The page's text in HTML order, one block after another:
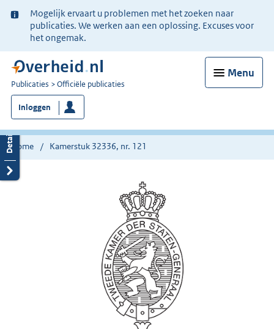
Ter
informatie:
Mogelijk ervaart u problemen met het zoeken naar
publicaties. We werken aan een oplossing. Excuses voor
het ongemak.
Menu
U
bent
nu
hier:
Publicaties Officiële publicaties
Inloggen
Home Kamerstuk 32336, nr. 121